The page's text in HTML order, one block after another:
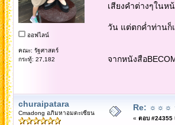
ออฟไลน์
คณะ: รัฐศาสตร์
กระทู้: 27,182
เสียงคำต่างๆใน
วัน แต่ตกค่ำท่านก็
จากหนังสือ
churaipatara
Cmadong อภิมหาอมตะเซียน
Re: ☼☼☼
« ตอบ #24355